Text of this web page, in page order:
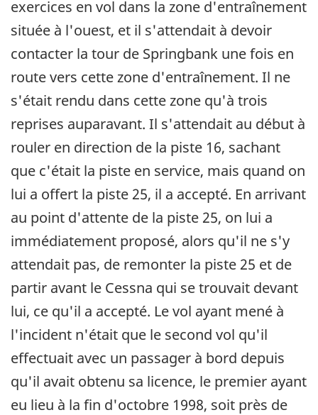
exercices en vol dans la zone d'entraînement
située à l'ouest, et il s'attendait à devoir
contacter la tour de Springbank une fois en
route vers cette zone d'entraînement. Il ne
s'était rendu dans cette zone qu'à trois
reprises auparavant. Il s'attendait au début à
rouler en direction de la piste 16, sachant
que c'était la piste en service, mais quand on
lui a offert la piste 25, il a accepté. En arrivant
au point d'attente de la piste 25, on lui a
immédiatement proposé, alors qu'il ne s'y
attendait pas, de remonter la piste 25 et de
partir avant le Cessna qui se trouvait devant
lui, ce qu'il a accepté. Le vol ayant mené à
l'incident n'était que le second vol qu'il
effectuait avec un passager à bord depuis
qu'il avait obtenu sa licence, le premier ayant
eu lieu à la fin d'octobre 1998, soit près de